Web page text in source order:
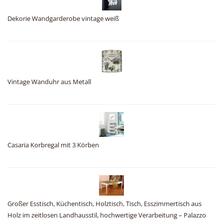
Dekorie Wandgarderobe vintage weiß
Vintage Wanduhr aus Metall
Casaria Korbregal mit 3 Körben
Großer Esstisch, Küchentisch, Holztisch, Tisch, Esszimmertisch aus
Holz im zeitlosen Landhausstil, hochwertige Verarbeitung – Palazzo